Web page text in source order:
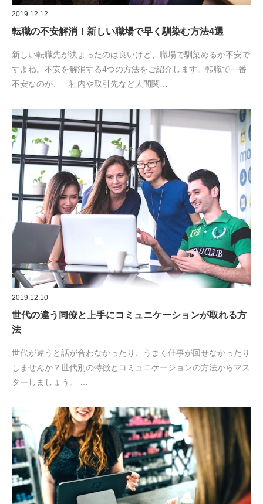
2019.12.12
転職の不安解消！新しい職場で早く馴染む方法4選
新しい転職先が決まったのは良いけど、職場で馴染めるか不安で
すよね。不安を解消する4つの方法をご紹介します。転職で一番
不安なのが、「社内や取引先など人間関…
2019.12.10
世代の違う同僚と上手にコミュニケーションが取れる方
法
世代が違うと話が合わなかったり、うまく仕事が回せなかったり
しませんか？世代別の特徴とコミュニケーションの方法からマス
ターしましょう。 …